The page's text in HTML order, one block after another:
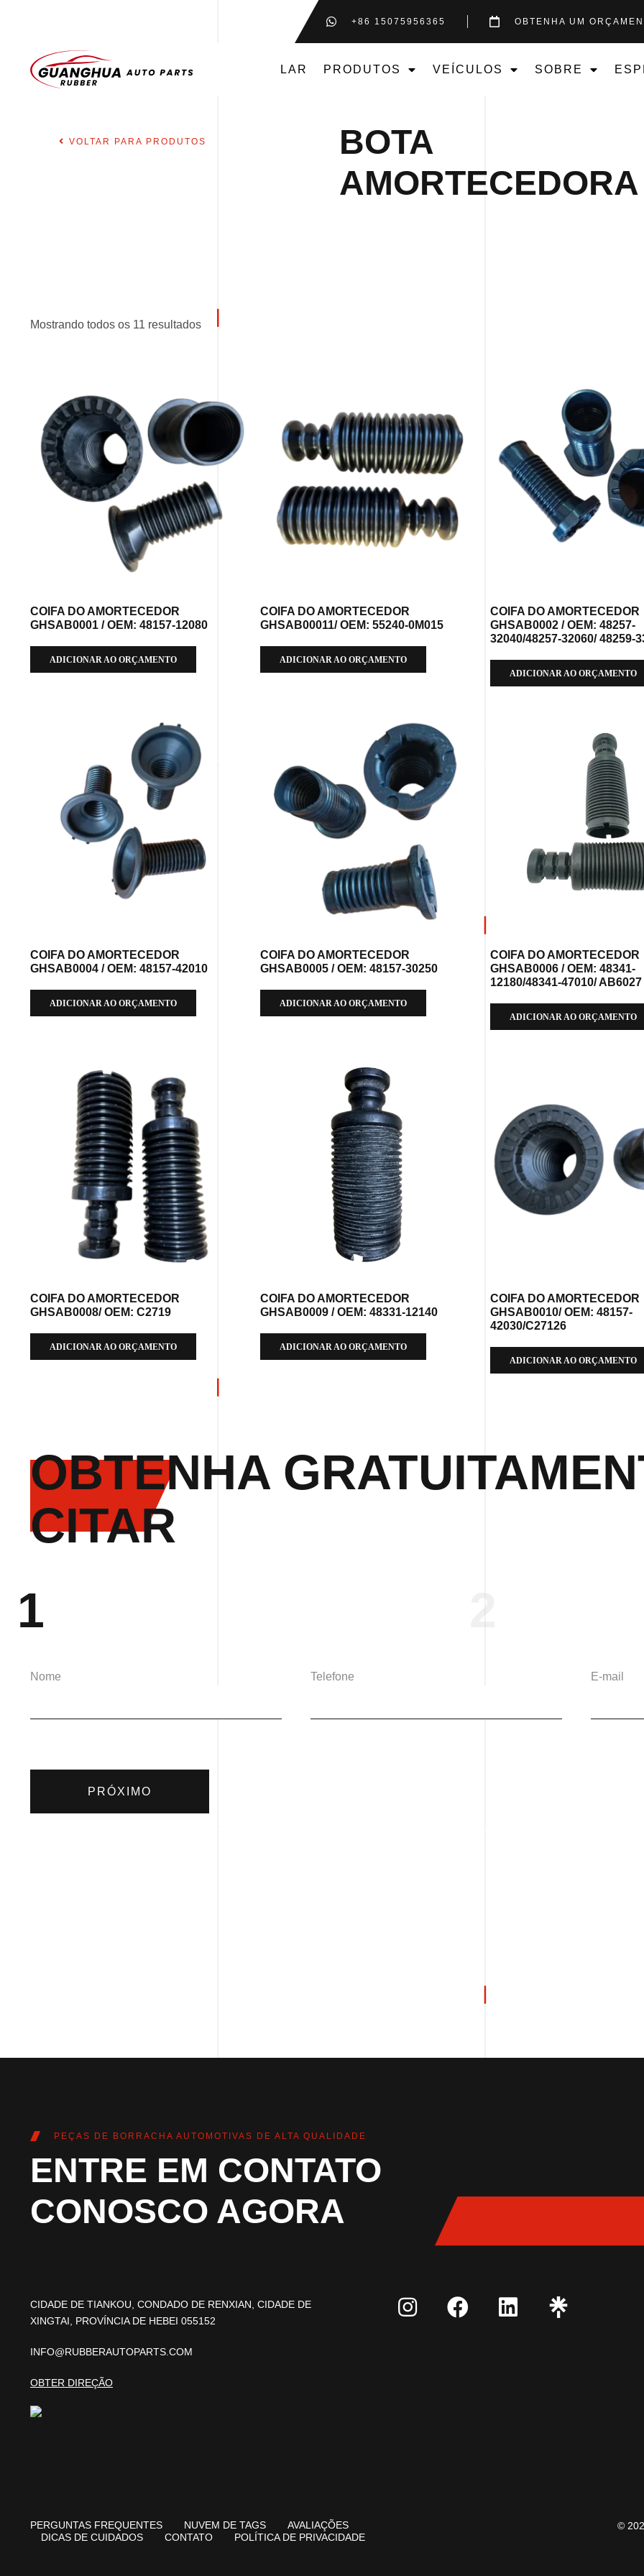
+86 15075956365 OBTENHA UM
LAR PRODUTOS VEÍCULOS SOBRE
VOLTAR PARA PRODUTOS
BOTA
AMORTECEDORA
Mostrando todos os 11 resultados
COIFA DO AMORTECEDOR
GHSAB0001 / OEM: 48157-12080
ADICIONAR AO ORÇAMENTO
COIFA DO AMORTECEDOR
GHSAB00011/ OEM: 55240-0M015
ADICIONAR AO ORÇAMENTO
COIFA DO AMORTECEDOR
GHSAB0002 / OEM: 48257-
32040/48257-32060/ 48259-
ADICIONAR AO ORÇAMENTO
COIFA DO AMORTECEDOR
GHSAB0004 / OEM: 48157-42010
ADICIONAR AO ORÇAMENTO
COIFA DO AMORTECEDOR
GHSAB0005 / OEM: 48157-30250
ADICIONAR AO ORÇAMENTO
COIFA DO AMORTECEDOR
GHSAB0006 / OEM: 48341-
12180/48341-47010/ AB6027
ADICIONAR AO ORÇAMENTO
COIFA DO AMORTECEDOR
GHSAB0008/ OEM: C2719
ADICIONAR AO ORÇAMENTO
COIFA DO AMORTECEDOR
GHSAB0009 / OEM: 48331-12140
ADICIONAR AO ORÇAMENTO
COIFA DO AMORTECEDOR
GHSAB0010/ OEM: 48157-
42030/C27126
ADICIONAR AO ORÇAMENTO
OBTENHA
CITAR
1
2
Nome Telefone E-mail
PRÓXIMO
PEÇAS DE BORRACHA AUTOMOTIVAS DE ALTA QUALIDADE
ENTRE EM CONTATO
CONOSCO AGORA
CIDADE DE TIANKOU, CONDADO DE RENXIAN, CIDADE DE
XINGTAI, PROVÍNCIA DE HEBEI 055152
INFO@RUBBERAUTOPARTS.COM
OBTER DIREÇÃO
PERGUNTAS FREQUENTES NUVEM DE TAGS
AVALIAÇÕES
DICAS DE CUIDADOS
CONTATO POLÍTICA DE PRIVACIDADE
©